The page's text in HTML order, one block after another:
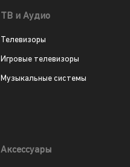
ТВ и Аудио
Телевизоры
Игровые телевизоры
Музыкальные системы
Аксессуары